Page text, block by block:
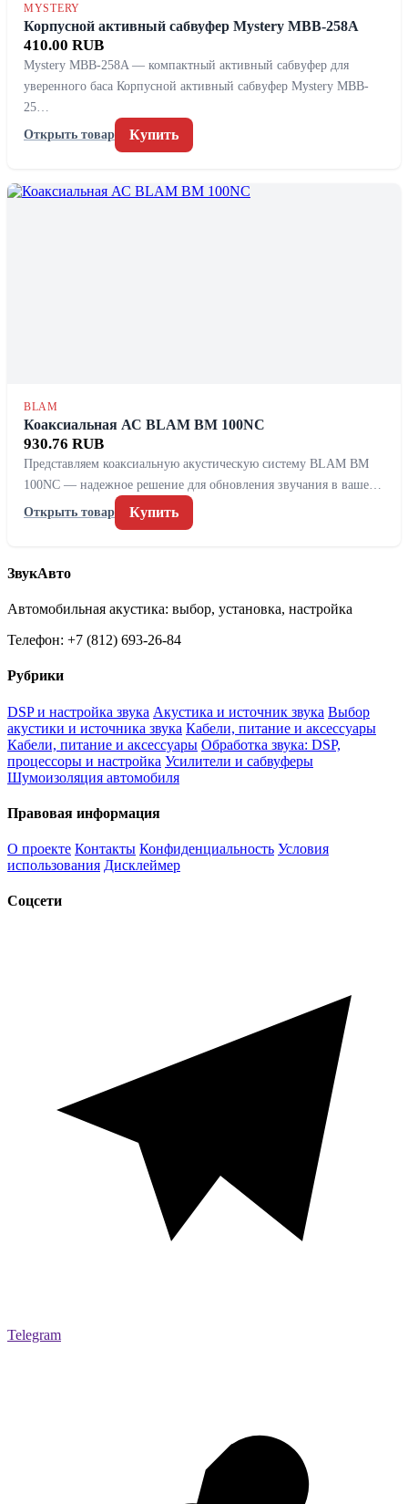
MYSTERY
Корпусной активный сабвуфер Mystery MBB-258A
410.00 RUB
Mystery MBB-258A — компактный активный сабвуфер для
уверенного баса Корпусной активный сабвуфер Mystery MBB-
25…
Открыть товар
Купить
BLAM
Коаксиальная АС BLAM BM 100NC
930.76 RUB
Представляем коаксиальную акустическую систему BLAM BM
100NC — надежное решение для обновления звучания в ваше…
Открыть товар
Купить
ЗвукАвто
Автомобильная акустика: выбор, установка, настройка
Телефон: +7 (812) 693-26-84
Рубрики
DSP и настройка звука Акустика и источник звука Выбор
акустики и источника звука Кабели, питание и аксессуары
Кабели, питание и аксессуары Обработка звука: DSP,
процессоры и настройка Усилители и сабвуферы
Шумоизоляция автомобиля
Правовая информация
О проекте Контакты Конфиденциальность Условия
использования Дисклеймер
Соцсети
Telegram